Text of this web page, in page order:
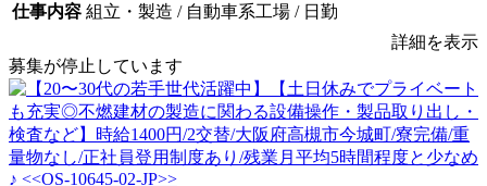
仕事内容 組立・製造 / 自動車系工場 / 日勤
詳細を表示
募集が停止しています